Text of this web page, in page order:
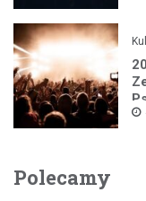
Polecamy